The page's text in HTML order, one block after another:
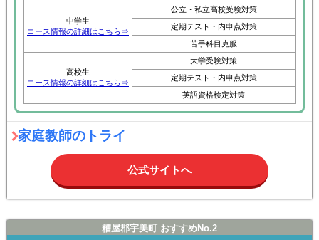
中学生
コース情報の詳細はこちら⇒
公立・私立高校受験対策
定期テスト・内申点対策
苦手科目克服
高校生
コース情報の詳細はこちら⇒
大学受験対策
定期テスト・内申点対策
英語資格検定対策
家庭教師のトライ
公式サイトへ
糟屋郡宇美町 おすすめNo.2